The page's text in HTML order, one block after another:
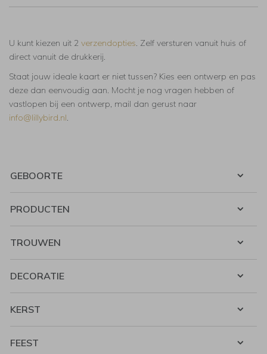
U kunt kiezen uit 2 verzendopties. Zelf versturen vanuit huis of
direct vanuit de drukkerij.
Staat jouw ideale kaart er niet tussen? Kies een ontwerp en pas
deze dan eenvoudig aan. Mocht je nog vragen hebben of
vastlopen bij een ontwerp, mail dan gerust naar
info@lillybird.nl.
GEBOORTE
PRODUCTEN
TROUWEN
DECORATIE
KERST
FEEST